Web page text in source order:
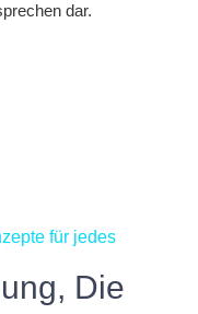
dar.
für jedes
Die